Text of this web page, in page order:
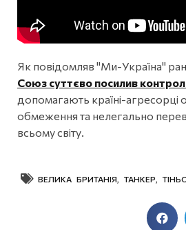
Як повідомляв "Ми-Україна"
Союз суттєво посилив
допомагають країні-агресорці
обмеження та нелегально
всьому світу.
ВЕЛИКА БРИТАНІЯ ТАНКЕР